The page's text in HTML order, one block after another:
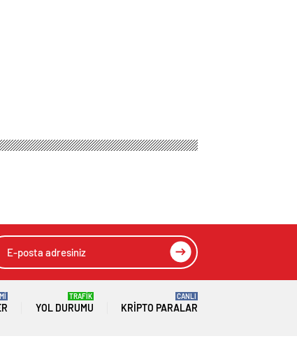
YOL DURUMU
TRAFİK
KRIPTO PARALAR
CANLI